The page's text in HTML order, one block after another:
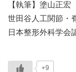
【執筆】塗山正
世田谷人工関節・
日本整形外科学会
+9